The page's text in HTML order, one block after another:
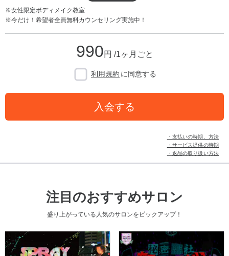
※女性限定ボディメイク教室
※今だけ！希望者全員無料カウンセリング実施中！
990円 /1ヶ月ごと
利用規約 に同意する
入会する
・支払いの時期、方法
・サービス提供の時期
・返品の取り扱い方法
注目のおすすめサロン
盛り上がっている人気のサロンをピックアップ！